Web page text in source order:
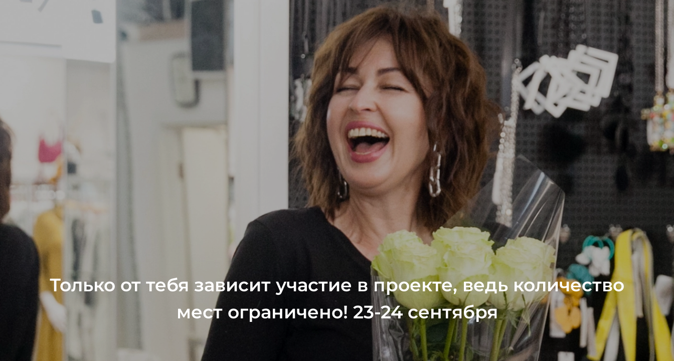
Только от тебя зависит участие в проекте, ведь количество
мест ограничено! 23-24 сентября